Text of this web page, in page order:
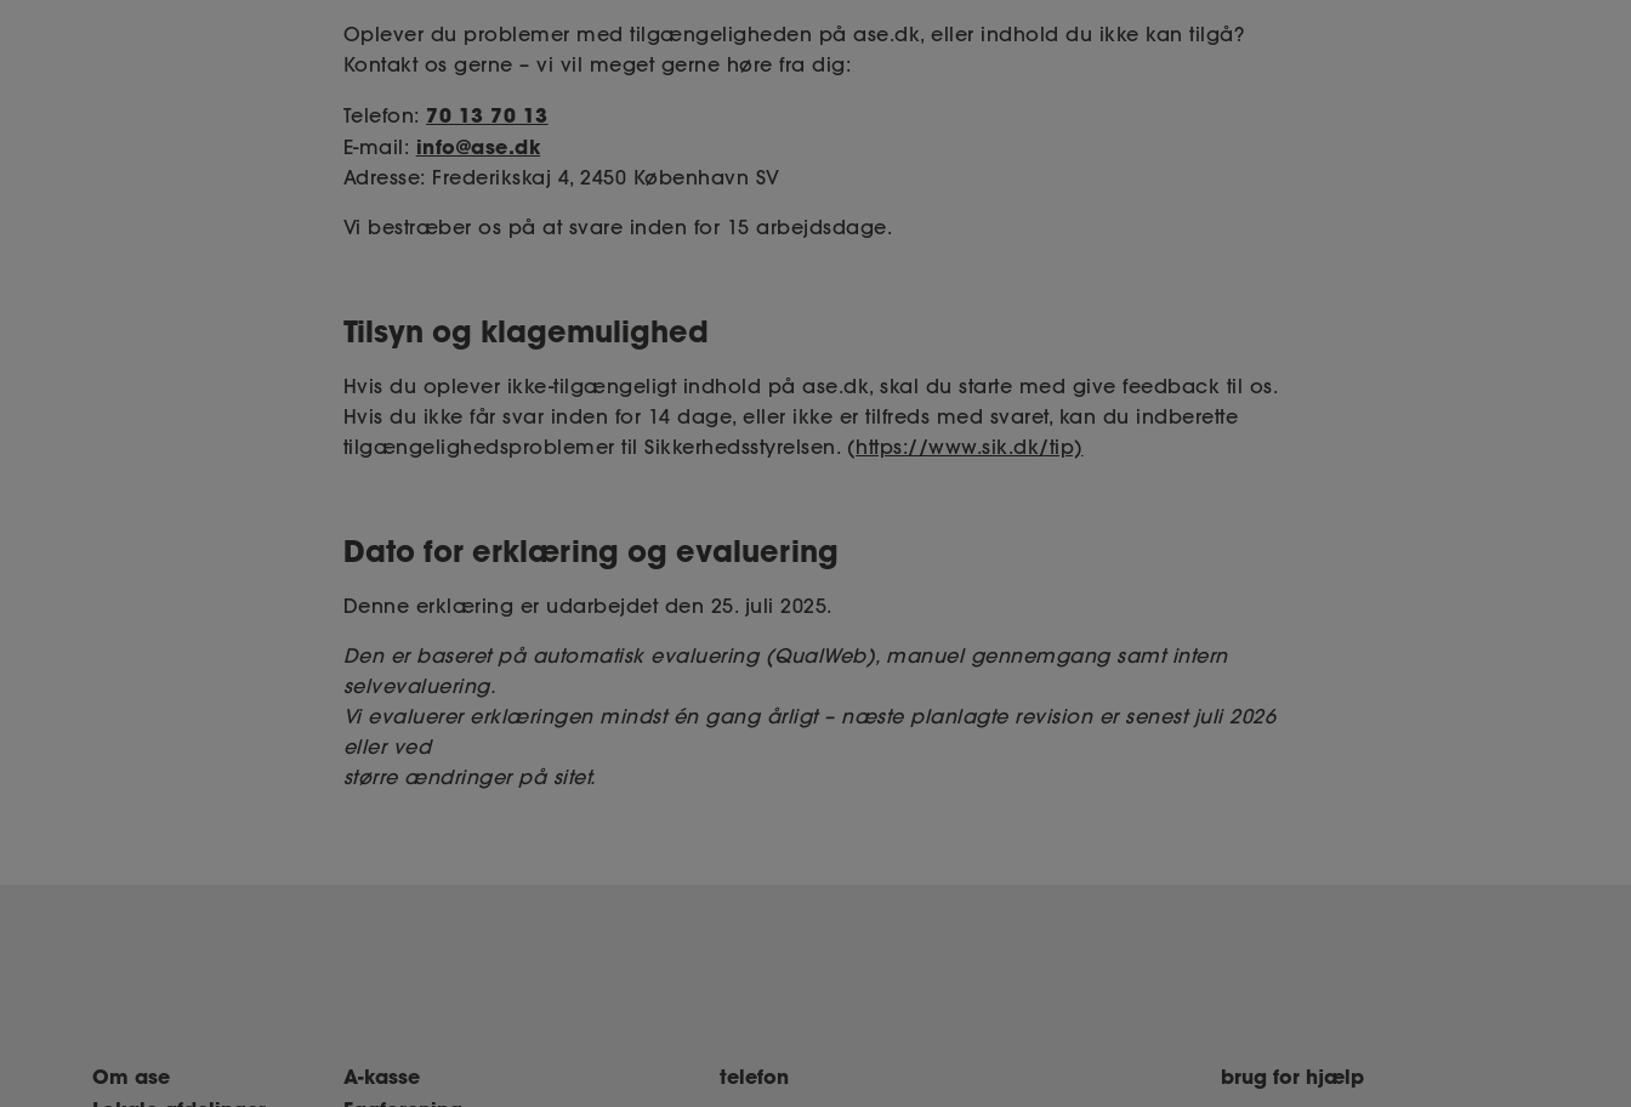
Oplever du problemer med tilgængeligheden på ase.dk, eller indhold du ikke kan tilgå?
Kontakt os gerne – vi vil meget gerne høre fra dig:
Telefon: 70 13 70 13
E-mail: info@ase.dk
Adresse: Frederikskaj 4, 2450 København SV
Vi bestræber os på at svare inden for 15 arbejdsdage.
Tilsyn og klagemulighed
Hvis du oplever ikke-tilgængeligt indhold på ase.dk, skal du starte med give feedback til os.
Hvis du ikke får svar inden for 14 dage, eller ikke er tilfreds med svaret, kan du indberette
tilgængelighedsproblemer til Sikkerhedsstyrelsen. (https://www.sik.dk/tip)
Dato for erklæring og evaluering
Denne erklæring er udarbejdet den 25. juli 2025.
Den er baseret på automatisk evaluering (QualWeb), manuel gennemgang samt intern
selvevaluering.
Vi evaluerer erklæringen mindst én gang årligt – næste planlagte revision er senest juli 2026
eller ved
større ændringer på sitet.
Om ase
A-kasse
telefon brug for hjælp